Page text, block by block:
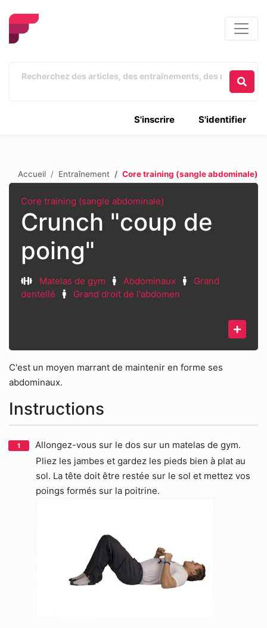
S'identifier
S'inscrire
Accueil Entraînement Core training (sangle abdominale)
Core training (sangle abdominale)
Crunch "coup de
poing"
Matelas de gym Abdominaux
Grand
dentellé
Grand droit de l'abdomen
C'est un moyen marrant de maintenir en forme ses
abdominaux.
Instructions
Allongez-vous sur le dos sur un matelas de gym.
Pliez les jambes et gardez les pieds bien à plat au
sol. La tête doit être restée sur le sol et mettez vos
poings formés sur la poitrine.